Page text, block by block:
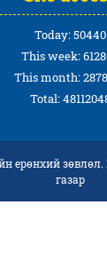
Today: 50440
This week:
This month:
Total:
ерөнхий
газар